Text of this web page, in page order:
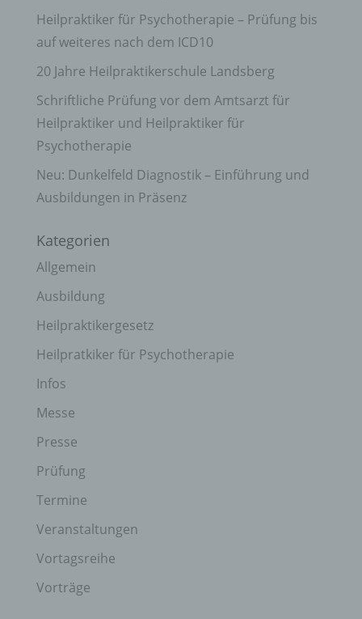
Heilpraktiker für Psychotherapie – Prüfung bis
auf weiteres nach dem ICD10
20 Jahre Heilpraktikerschule Landsberg
Schriftliche Prüfung vor dem Amtsarzt für
Heilpraktiker und Heilpraktiker für
Psychotherapie
Neu: Dunkelfeld Diagnostik – Einführung und
Ausbildungen in Präsenz
Kategorien
Allgemein
Ausbildung
Heilpraktikergesetz
Heilpratkiker für Psychotherapie
Infos
Messe
Presse
Prüfung
Termine
Veranstaltungen
Vortagsreihe
Vorträge